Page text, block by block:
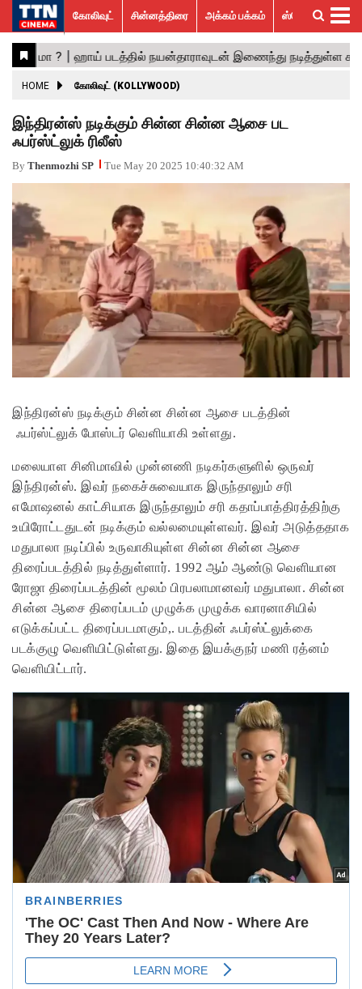
கோலிவுட்
சின்னத்திரை
பாலிவுட்
ஹாலிவுட்
அக்கம்
பக்கம்
ஸ்பெஷல்
ஸ்டோரீஸ்
விமர்சனம்
GALLERY
ACTRESS
ACTORS
MOVIESTILLS
EVENTS
VIDEOS
What’s
Hot
Trending
News
கோலிவுட் சின்னத்திரை அக்கம் பக்கம் ஸ்பெஷல் ஸ்டோரீஸ்
HOME கோலிவுட் (KOLLYWOOD)
இந்திரன்ஸ் நடிக்கும் சின்ன சின்ன ஆசை பட
ஃபர்ஸ்ட்லுக் ரிலீஸ்
By Thenmozhi SP Tue May 20 2025 10:40:32 AM
இந்திரன்ஸ் நடிக்கும் சின்ன சின்ன ஆசை படத்தின்
ஃபர்ஸ்ட்லுக் போஸ்டர் வெளியாகி உள்ளது.
மலையாள சினிமாவில் முன்னணி நடிகர்களுளில் ஒருவர்
இந்திரன்ஸ். இவர் நகைச்சுவையாக இருந்தாலும் சரி
எமோஷனல் காட்சியாக இருந்தாலும் சரி கதாப்பாத்திரத்திற்கு
உயிரோட்டதுடன் நடிக்கும் வல்லமையுள்ளவர். இவர் அடுத்ததாக
மதுபாலா நடிப்பில் உருவாகியுள்ள சின்ன சின்ன ஆசை
திரைப்படத்தில் நடித்துள்ளார். 1992 ஆம் ஆண்டு வெளியான
ரோஜா திரைப்படத்தின் மூலம் பிரபலாமானவர் மதுபாலா. சின்ன
சின்ன ஆசை திரைப்படம் முழுக்க முழுக்க வாரனாசியில்
எடுக்கப்பட்ட திரைப்படமாகும்,. படத்தின் ஃபர்ஸ்ட்லுக்கை
படக்குழு வெளியிட்டுள்ளது. இதை இயக்குநர் மணி ரத்னம்
வெளியிட்டார்.